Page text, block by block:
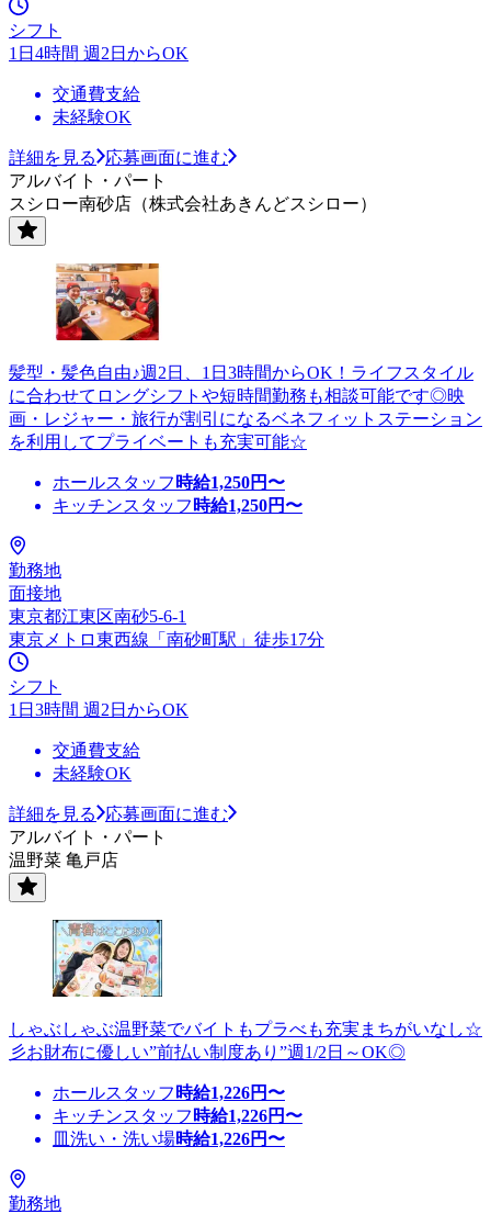
シフト
1日4時間 週2日からOK
交通費支給
未経験OK
詳細を見る
応募画面に進む
アルバイト・パート
スシロー南砂店（株式会社あきんどスシロー）
髪型・髪色自由♪週2日、1日3時間からOK！ライフスタイル
に合わせてロングシフトや短時間勤務も相談可能です◎映
画・レジャー・旅行が割引になるベネフィットステーション
を利用してプライベートも充実可能☆
ホールスタッフ 時給1,250円〜
キッチンスタッフ 時給1,250円〜
勤務地
面接地
東京都江東区南砂5-6-1
東京メトロ東西線「南砂町駅」徒歩17分
シフト
1日3時間 週2日からOK
交通費支給
未経験OK
詳細を見る
応募画面に進む
アルバイト・パート
温野菜 亀戸店
しゃぶしゃぶ温野菜でバイトもプラべも充実まちがいなし☆
彡お財布に優しい”前払い制度あり”週1/2日～OK◎
ホールスタッフ 時給1,226円〜
キッチンスタッフ 時給1,226円〜
皿洗い・洗い場時給1,226円〜
勤務地